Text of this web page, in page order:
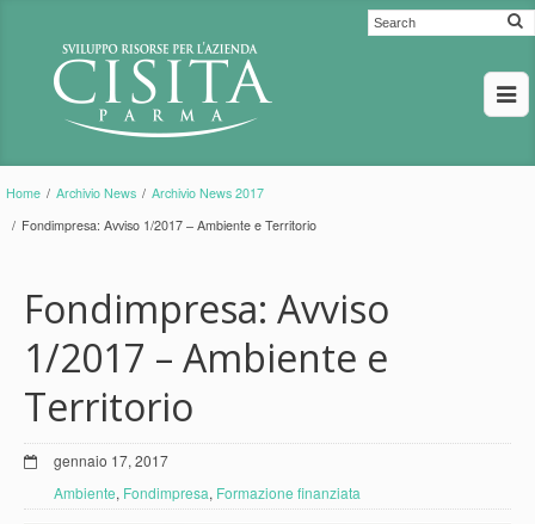
Home / Archivio News / Archivio News 2017
/ Fondimpresa: Avviso 1/2017 – Ambiente e Territorio
Fondimpresa: Avviso
1/2017 – Ambiente e
Territorio
gennaio 17, 2017
Ambiente, Fondimpresa, Formazione finanziata